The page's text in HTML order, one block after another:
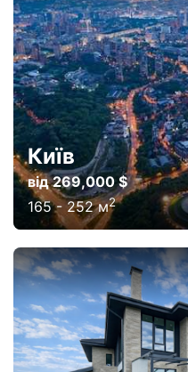
Київ
від 269,000 $
165-252м2